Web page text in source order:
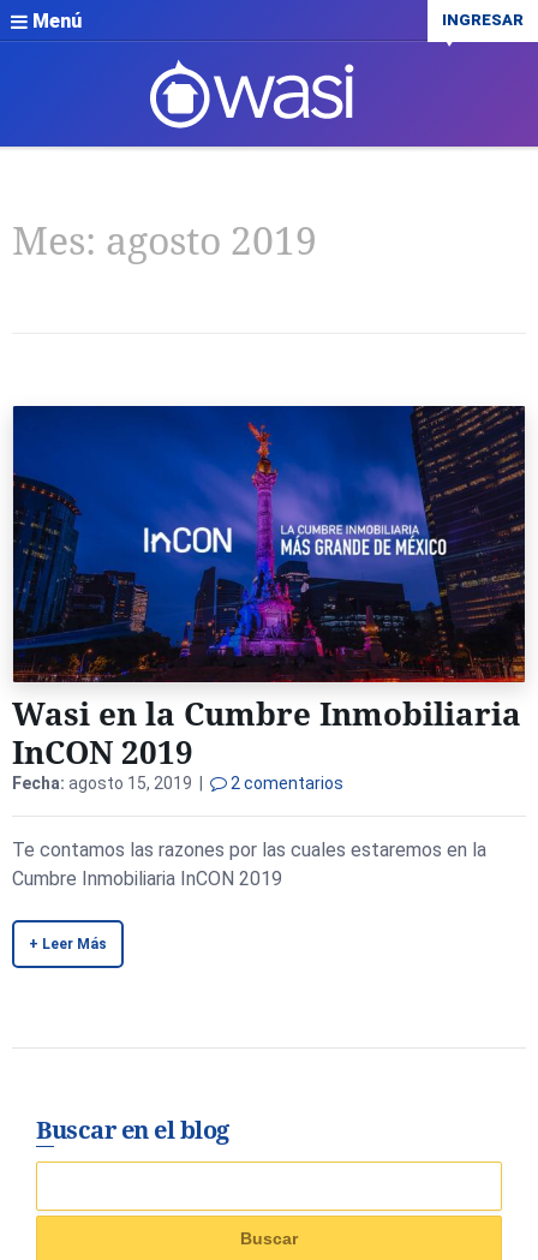
Menú INGRESAR
Mes: agosto 2019
Wasi en la Cumbre Inmobiliaria
InCON 2019
Fecha: agosto 15, 2019 | 2 comentarios
Te contamos las razones por las cuales estaremos en la
Cumbre Inmobiliaria InCON 2019
+ Leer Más
Buscar en el blog